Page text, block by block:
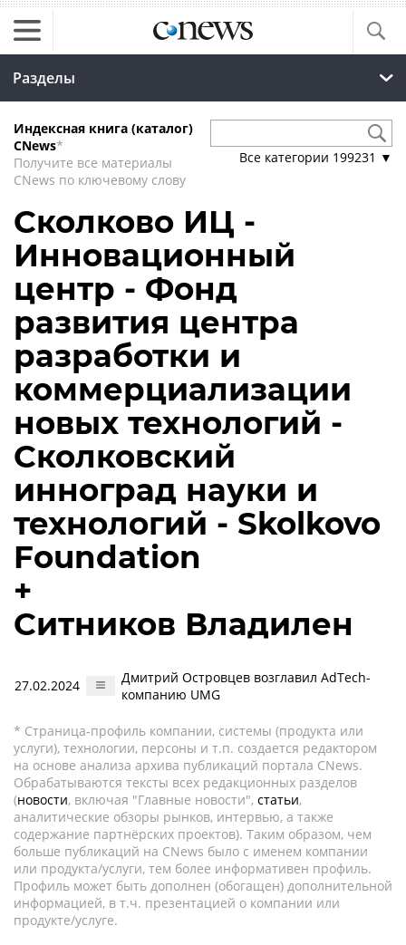
Разделы
Индексная книга (каталог)
CNews*
Получите все материалы
CNews по ключевому слову
Все категории 199231 ▼
Сколково ИЦ -
Инновационный
центр - Фонд
развития центра
разработки и
коммерциализации
новых технологий -
Сколковский
инноград науки и
технологий - Skolkovo
Foundation
+
Ситников Владилен
27.02.2024
Дмитрий Островцев возглавил AdTech-
компанию UMG
* Страница-профиль компании, системы (продукта или
услуги), технологии, персоны и т.п. создается редактором
на основе анализа архива публикаций портала CNews.
Обрабатываются тексты всех редакционных разделов
(новости, включая "Главные новости", статьи,
аналитические обзоры рынков, интервью, а также
содержание партнёрских проектов). Таким образом, чем
больше публикаций на CNews было с именем компании
или продукта/услуги, тем более информативен профиль.
Профиль может быть дополнен (обогащен) дополнительной
информацией, в т.ч. презентацией о компании или
продукте/услуге.